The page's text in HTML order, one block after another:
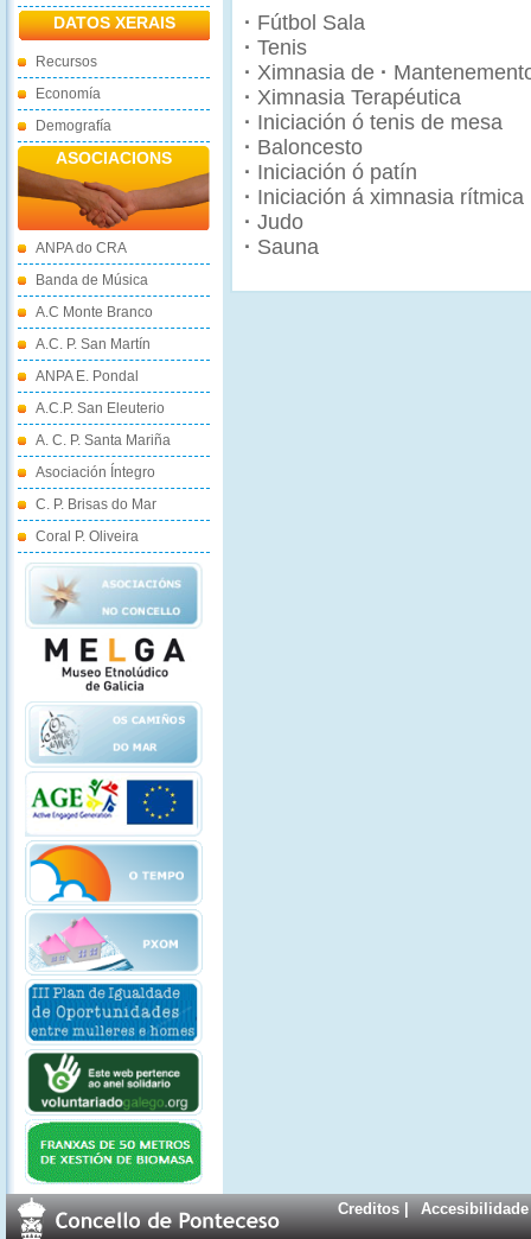
DATOS XERAIS
Recursos
Economía
Demografía
ASOCIACIONS
ANPA do CRA
Banda de Música
A.C Monte Branco
A.C. P. San Martín
ANPA E. Pondal
A.C.P. San Eleuterio
A. C. P. Santa Mariña
Asociación Íntegro
C. P. Brisas do Mar
Coral P. Oliveira
· Fútbol Sala
· Tenis
· Ximnasia de ·
· Ximnasia Terapéutica
· Iniciación ó tenis de mesa
· Baloncesto
· Iniciación ó patín
· Iniciación á ximnasia rítmica
· Judo
· Sauna
Creditos| Accesibilidade